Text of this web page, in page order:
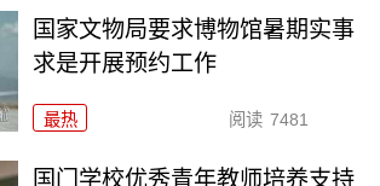
国家文物局要求博物馆暑期实事
求是开展预约工作
最热 阅读 7481
国门学校优秀青年教师培养支持